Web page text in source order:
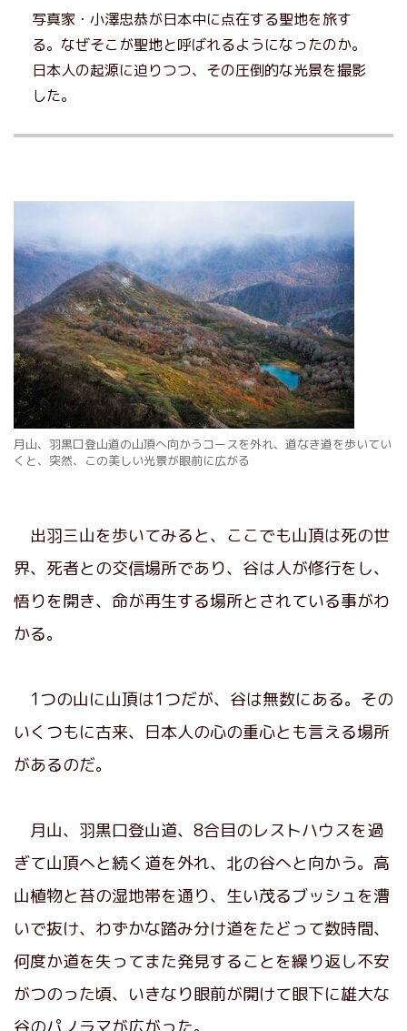
写真家・小澤忠恭が日本中に点在する聖地を旅す
る。なぜそこが聖地と呼ばれるようになったのか。
日本人の起源に迫りつつ、その圧倒的な光景を撮影
した。
月山、羽黒口登山道の山頂へ向かうコースを外れ、道なき道を歩いてい
くと、突然、この美しい光景が眼前に広がる
出羽三山を歩いてみると、ここでも山頂は死の世
界、死者との交信場所であり、谷は人が修行をし、
悟りを開き、命が再生する場所とされている事がわ
かる。
1つの山に山頂は1つだが、谷は無数にある。その
いくつもに古来、日本人の心の重心とも言える場所
があるのだ。
月山、羽黒口登山道、8合目のレストハウスを過
ぎて山頂へと続く道を外れ、北の谷へと向かう。高
山植物と苔の湿地帯を通り、生い茂るブッシュを漕
いで抜け、わずかな踏み分け道をたどって数時間、
何度か道を失ってまた発見することを繰り返し不安
がつのった頃、いきなり眼前が開けて眼下に雄大な